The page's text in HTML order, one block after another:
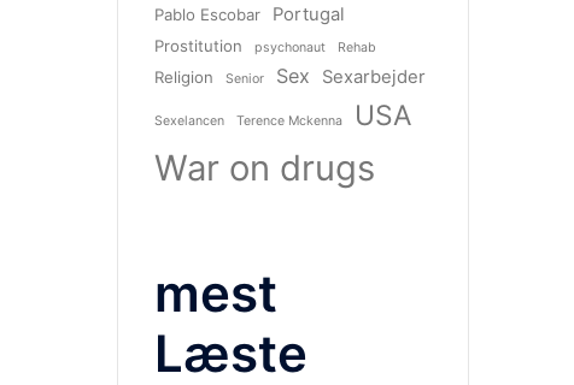
Pablo Escobar Portugal
Prostitution psychonaut Rehab
Religion Senior Sex Sexarbejder
Sexelancen Terence Mckenna USA
War on drugs
mest
Læste